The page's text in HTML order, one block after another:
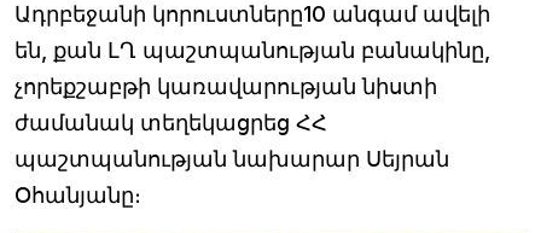
Ադրբեջանի կորուստները10 անգամ ավելի
են, քան ԼՂ պաշտպանության բանակինը,
չորեքշաբթի կառավարության նիստի
ժամանակ տեղեկացրեց ՀՀ
պաշտպանության նախարար Սեյրան
Օհանյանը։